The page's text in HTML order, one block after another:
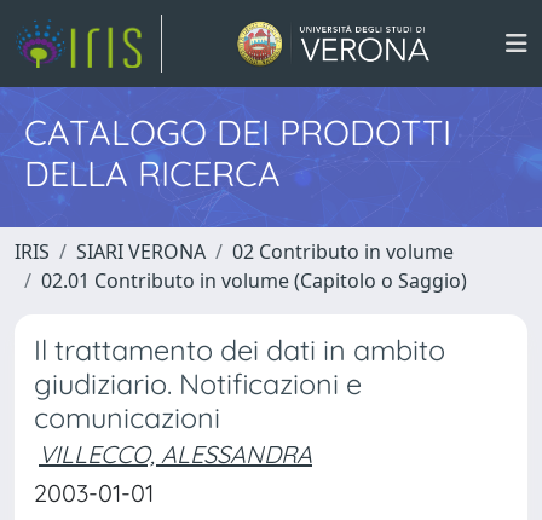
CATALOGO DEI PRODOTTI
DELLA RICERCA
IRIS SIARI VERONA
02 Contributo in volume
02.01 Contributo in volume (Capitolo o Saggio)
Il trattamento dei dati in ambito
giudiziario. Notificazioni e
comunicazioni
VILLECCO, ALESSANDRA
2003-01-01